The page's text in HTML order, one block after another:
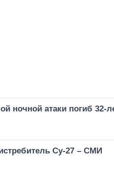
ночной атаки погиб 32-
Су-27 – СМИ